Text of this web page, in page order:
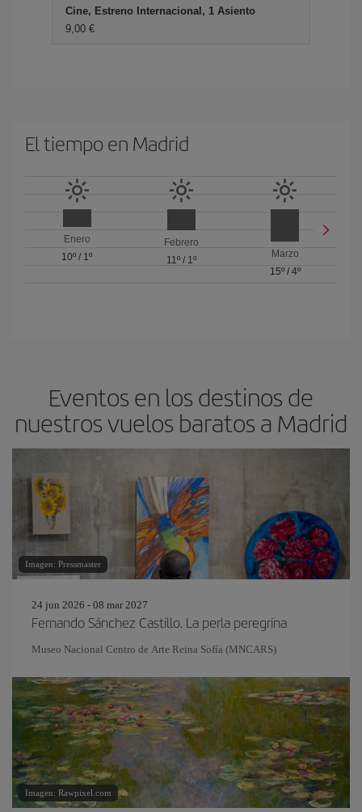
Cine, Estreno Internacional, 1 Asiento
9,00 €
El tiempo en Madrid
Enero
10º / 1º
Febrero
11º/ 1º
Marzo
15º/ 4º
Eventos en los destinos de
nuestros vuelos baratos a Madrid
Imagen: Pressmaster
24 jun 2026 - 08 mar 2027
Fernando Sánchez Castillo. La perla peregrina
Museo Nacional Centro de Arte Reina Sofía (MNCARS)
Imagen: Rawpixel.com